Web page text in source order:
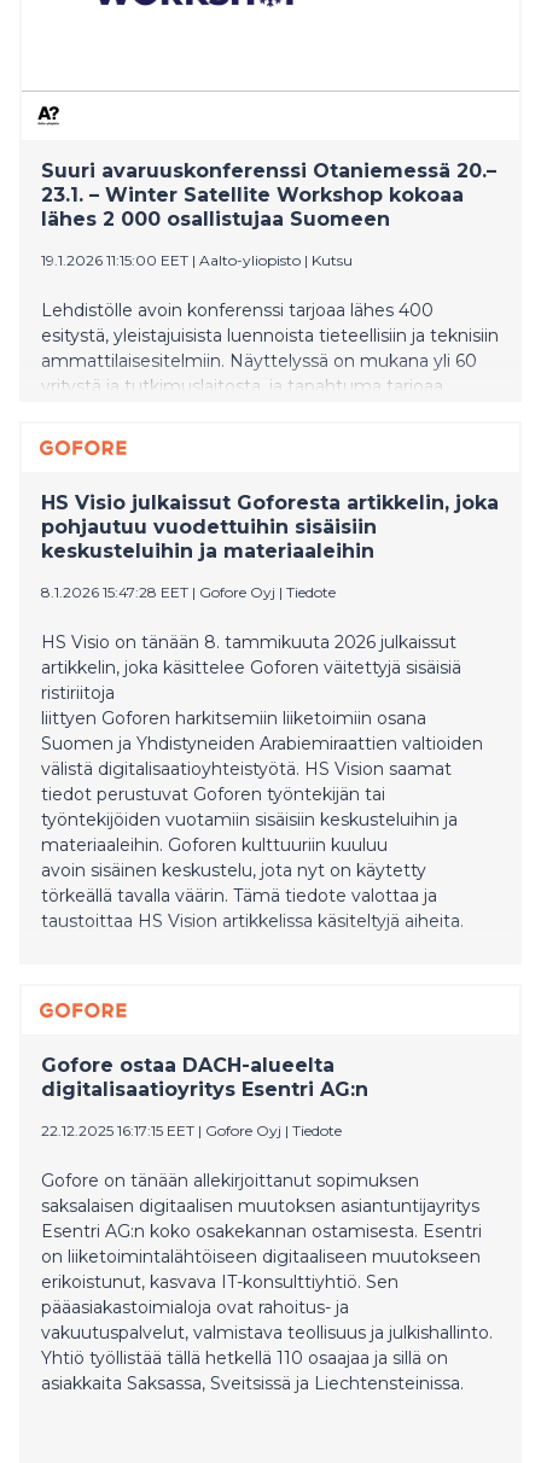
Suuri avaruuskonferenssi Otaniemessä 20.–
23.1. – Winter Satellite Workshop kokoaa
lähes 2 000 osallistujaa Suomeen
19.1.2026 11:15:00 EET | Aalto-yliopisto | Kutsu
Lehdistölle avoin konferenssi tarjoaa lähes 400
esitystä, yleistajuisista luennoista tieteellisiin ja teknisiin
ammattilaisesitelmiin. Näyttelyssä on mukana yli 60
yritystä ja tutkimuslaitosta, ja tapahtuma tarjoaa
kannalta keskeiseen avaruustoimintaan sekä tavata
alan asiantuntijoita.
HS Visio julkaissut Goforesta artikkelin, joka
pohjautuu vuodettuihin sisäisiin
keskusteluihin ja materiaaleihin
8.1.2026 15:47:28 EET | Gofore Oyj | Tiedote
HS Visio on tänään 8. tammikuuta 2026 julkaissut
artikkelin, joka käsittelee Goforen väitettyjä sisäisiä
ristiriitoja
liittyen Goforen harkitsemiin liiketoimiin osana
Suomen ja Yhdistyneiden Arabiemiraattien valtioiden
välistä digitalisaatioyhteistyötä. HS Vision saamat
tiedot perustuvat Goforen työntekijän tai
työntekijöiden vuotamiin sisäisiin keskusteluihin ja
materiaaleihin. Goforen kulttuuriin kuuluu
avoin sisäinen keskustelu, jota nyt on käytetty
törkeällä tavalla väärin. Tämä tiedote valottaa ja
taustoittaa HS Vision artikkelissa käsiteltyjä aiheita.
Gofore ostaa DACH-alueelta
digitalisaatioyritys Esentri AG:n
22.12.2025 16:17:15 EET | Gofore Oyj | Tiedote
Gofore on tänään allekirjoittanut sopimuksen
saksalaisen digitaalisen muutoksen asiantuntijayritys
Esentri AG:n koko osakekannan ostamisesta. Esentri
on liiketoimintalähtöiseen digitaaliseen muutokseen
erikoistunut, kasvava IT-konsulttiyhtiö. Sen
pääasiakastoimialoja ovat rahoitus- ja
vakuutuspalvelut, valmistava teollisuus ja julkishallinto.
Yhtiö työllistää tällä hetkellä 110 osaajaa ja sillä on
asiakkaita Saksassa, Sveitsissä ja Liechtensteinissa.